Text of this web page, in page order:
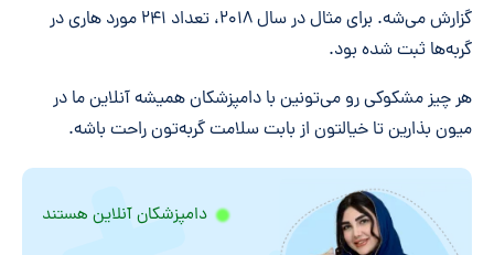
گزارش می‌شه. برای مثال در سال ۲۰۱۸، تعداد ۲۴۱ مورد هاری در
گربه‌ها ثبت شده بود.
هر چیز مشکوکی رو می‌تونین با دامپزشکان همیشه آنلاین ما در
میون بذارین تا خیالتون از بابت سلامت گربه‌تون راحت باشه.
دامپزشکان آنلاین هستند